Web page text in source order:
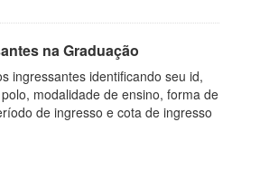
na Graduação
ingressantes identificando seu id,
modalidade de ensino, forma de
de ingresso e cota de ingresso